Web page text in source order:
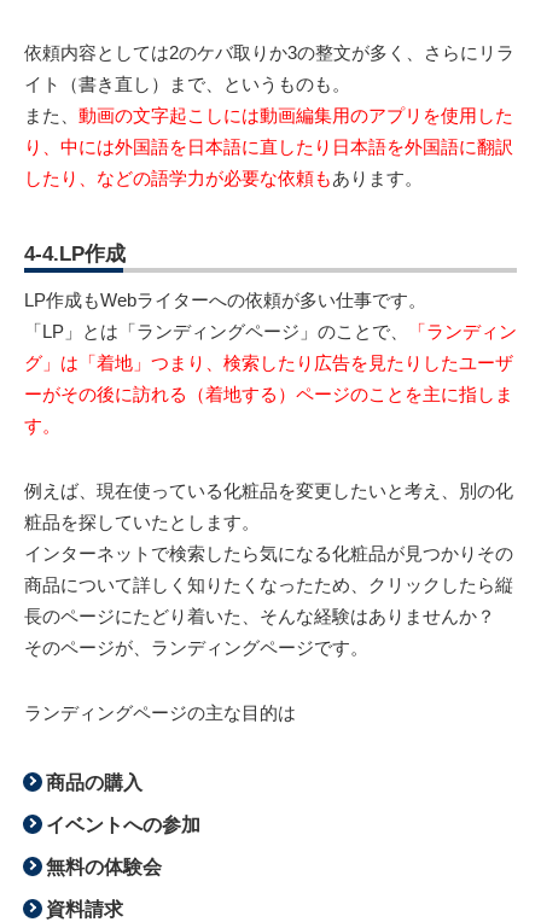
依頼内容としては2のケバ取りか3の整文が多く、さらにリラ
イト（書き直し）まで、というものも。
また、 動画の文字起こしには動画編集用のアプリを使用した
り、中には外国語を日本語に直したり日本語を外国語に翻訳
したり、などの語学力が必要な依頼もあります。
4-4.LP作成
LP作成もWebライターへの依頼が多い仕事です。
「LP」とは「ランディングページ」のことで、
「ランディン
グ」は「着地」つまり、検索したり広告を見たりしたユーザ
ーがその後に訪れる（着地する）ページのことを主に指しま
す。
例えば、現在使っている化粧品を変更したいと考え、別の化
粧品を探していたとします。
インターネットで検索したら気になる化粧品が見つかりその
商品について詳しく知りたくなったため、クリックしたら縦
長のページにたどり着いた、そんな経験はありませんか？
そのページが、ランディングページです。
ランディングページの主な目的は
商品の購入
イベントへの参加
無料の体験会
資料請求